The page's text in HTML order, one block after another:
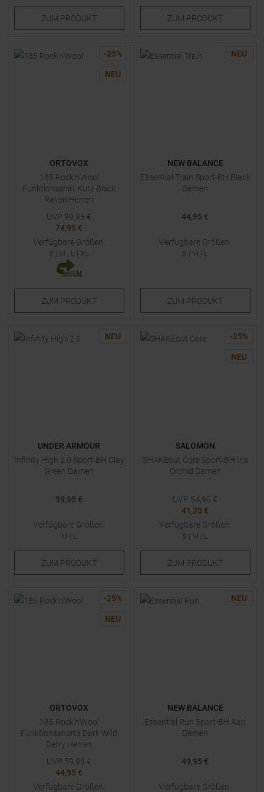
ZUM PRODUKT ZUM PRODUKT
-25%
NEU
ORTOVOX
185 Rock'n'Wool
Funktionsshirt Kurz Black
Raven Herren
UVP 99,95 €
74,95 €
Verfügbare Größen:
S | M | L | XL
ZUM PRODUKT
NEU
NEW BALANCE
Essential Train Sport-BH Black
Damen
44,95 €
Verfügbare Größen:
S | M | L
ZUM PRODUKT
NEU
UNDER ARMOUR
Infinity High 2.0 Sport-BH Clay
Green Damen
59,95 €
Verfügbare Größen:
M | L
ZUM PRODUKT
-25%
NEU
SALOMON
SHAKEout Core Sport-BH Iris
Orchid Damen
UVP 54,95 €
41,20 €
Verfügbare Größen:
S | M | L
ZUM PRODUKT
-25%
NEU
ORTOVOX
185 Rock'n'Wool
Funktionsshorts Dark Wild
Berry Herren
UVP 59,95 €
44,95 €
Verfügbare Größen:
NEU
NEW BALANCE
Essential Run Sport-BH Aab
Damen
49,95 €
Verfügbare Größen: